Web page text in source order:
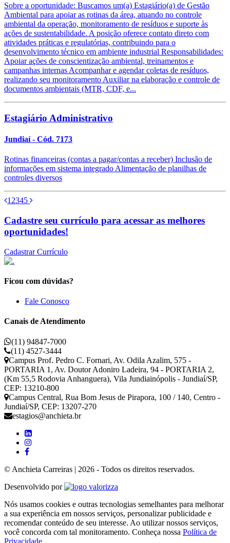
Sobre a oportunidade: Buscamos um(a) Estagiário(a) de Gestão
Ambiental para apoiar as rotinas da área, atuando no controle
ambiental da operação, monitoramento de resíduos e suporte às
ações de sustentabilidade. A posição oferece contato direto com
atividades práticas e regulatórias, contribuindo para o
desenvolvimento técnico em ambiente industrial Responsabilidades:
Apoiar ações de conscientização ambiental, treinamentos e
campanhas internas Acompanhar e agendar coletas de resíduos,
realizando seu monitoramento Auxiliar na elaboração e controle de
documentos ambientais (MTR, CDF, e...
Estagiário Administrativo
Jundiaí- Cód. 7173
Rotinas financeiras (contas a pagar/contas a receber) Inclusão de
informações em sistema integrado Alimentação de planilhas de
controles diversos
1 2345
Cadastre seu currículo para acessar as melhores
oportunidades!
Cadastrar Currículo
Ficou com dúvidas?
Fale Conosco
Canais de Atendimento
(11) 94847-7000
(11) 4527-3444
Campus Prof. Pedro C. Fornari, Av. Odila Azalim, 575 -
PORTARIA 1, Av. Doutor Adoniro Ladeira, 94 - PORTARIA 2,
(Km 55,5 Rodovia Anhanguera), Vila Jundiainópolis - Jundiaí/SP,
CEP: 13210-800
Campus Central, Rua Bom Jesus de Pirapora, 100 / 140, Centro -
Jundiaí/SP, CEP: 13207-270
estagios@anchieta.br
© Anchieta Carreiras | 2026 - Todos os direitos reservados.
Desenvolvido por
Nós usamos cookies e outras tecnologias semelhantes para melhorar
a sua experiência em nossos serviços, personalizar publicidade e
recomendar conteúdo de seu interesse. Ao utilizar nossos serviços,
você concorda com tal monitoramento. Conheça nossa Política de
Privacidade.